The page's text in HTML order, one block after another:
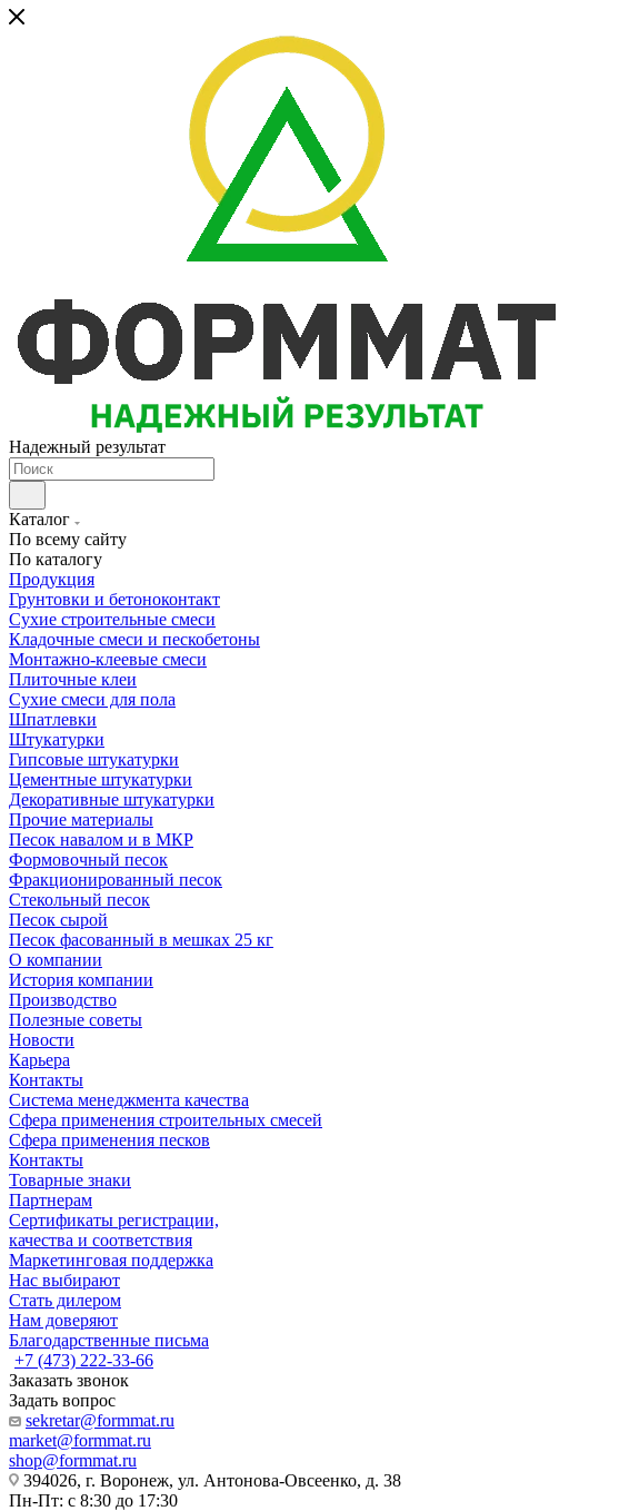
Надежный результат
Каталог
По всему сайту
По каталогу
Продукция
Грунтовки и бетоноконтакт
Сухие строительные смеси
Кладочные смеси и пескобетоны
Монтажно-клеевые смеси
Плиточные клеи
Сухие смеси для пола
Шпатлевки
Штукатурки
Гипсовые штукатурки
Цементные штукатурки
Декоративные штукатурки
Прочие материалы
Песок навалом и в МКР
Формовочный песок
Фракционированный песок
Стекольный песок
Песок сырой
Песок фасованный в мешках 25 кг
О компании
История компании
Производство
Полезные советы
Новости
Карьера
Контакты
Система менеджмента качества
Сфера применения строительных смесей
Сфера применения песков
Контакты
Товарные знаки
Партнерам
Сертификаты регистрации,
качества и соответствия
Маркетинговая поддержка
Нас выбирают
Стать дилером
Нам доверяют
Благодарственные письма
+7 (473) 222-33-66
Заказать звонок
Задать вопрос
sekretar@formmat.ru
market@formmat.ru
shop@formmat.ru
394026, г. Воронеж, ул. Антонова-Овсеенко, д. 38
Пн-Пт: с 8:30 до 17:30